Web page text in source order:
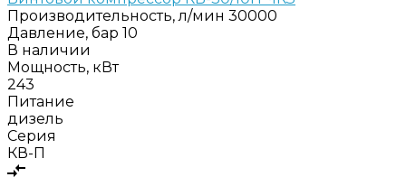
Производительность, л/мин 30000
Давление, бар 10
В наличии
Мощность, кВт
243
Питание
дизель
Серия
КВ-П